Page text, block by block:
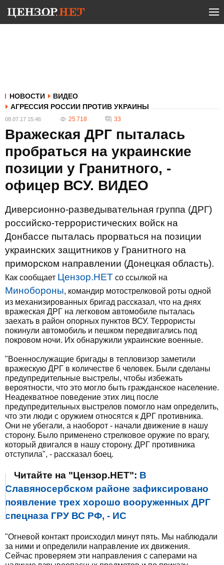
НОВОСТИ
ВИДЕО
АГРЕССИЯ РОССИИ ПРОТИВ УКРАИНЫ
08.07.17 15:46 25 718 33
Вражеская ДРГ пыталась
пробраться на украинские
позиции у Гранитного, -
офицер ВСУ. ВИДЕО
Диверсионно-разведывательная группа (ДРГ)
российско-террористических войск на
Донбассе пыталась прорваться на позиции
украинских защитников у Гранитного на
приморском направлении (Донецкая область).
Как сообщает Цензор.НЕТ со ссылкой на
Минобороны, командир мотострелковой роты одной
из механизированных бригад рассказал, что на днях
вражеская ДРГ на легковом автомобиле пыталась
заехать в район опорных пунктов ВСУ. Террористы
покинули автомобиль и пешком передвигались под
покровом ночи. Их обнаружили украинские военные.
"Военнослужащие бригады в тепловизор заметили
вражескую ДРГ в количестве 6 человек. Были сделаны
предупредительные выстрелы, чтобы избежать
вероятности, что это могло быть гражданское население.
Неадекватное поведение этих лиц после
предупредительных выстрелов помогло нам определить,
что эти люди с оружием относятся к ДРГ противника.
Они не убегали, а наоборот - начали движение в нашу
сторону. Было применено стрелковое оружие по врагу,
который двигался в нашу сторону. ДРГ противника
отступила", - рассказал боец.
Читайте на "Цензор.НЕТ": В
Славяносербском районе зафиксировано
появление трех хорошо вооруженных ДРГ
спецназа ГРУ ВС РФ, - ИС
"Огневой контакт происходил минут пять. Мы наблюдали
за ними и определили направление их движения.
Сейчас проверяем эти направления с саперами на